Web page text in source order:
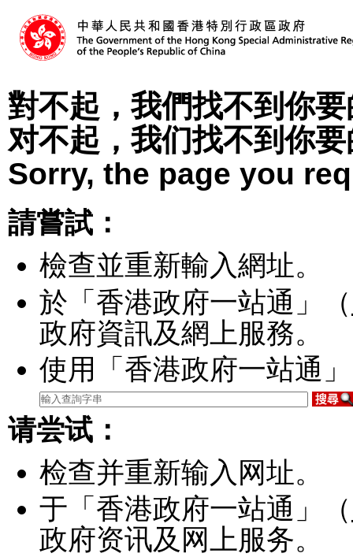
對不起，我們找不到你
对不起，我们找不到你
Sorry, the page you
請嘗試：
檢查並重新輸入網址。
於「香港政府一站通」（
政府資訊及網上服務。
使用「香港政府一站通
请尝试：
检查并重新输入网址。
于「香港政府一站通」（
政府资讯及网上服务。